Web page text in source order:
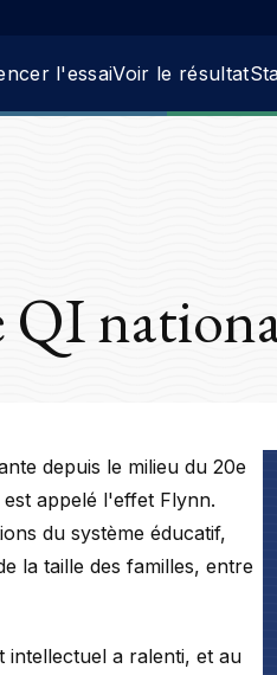
l'essaiVoir le résultat
depuis le milieu du 20e
appelé l'effet Flynn.
du système éducatif,
la taille des familles, entre
intellectuel a ralenti, et au